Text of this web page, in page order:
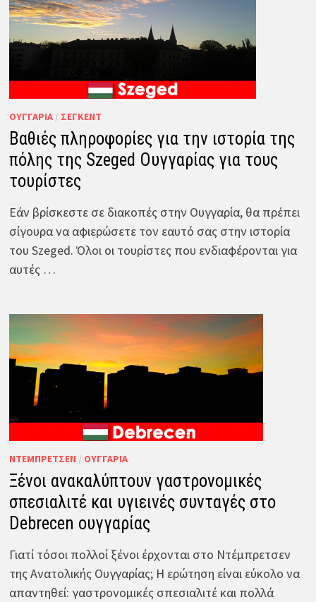
ΟΥΓΓΑΡΊΑ/ ΣΈΓΚΕΝΤ
Βαθιές πληροφορίες για την ιστορία της
πόλης της Szeged Ουγγαρίας για τους
τουρίστες
Εάν βρίσκεστε σε διακοπές στην Ουγγαρία, θα πρέπει
σίγουρα να αφιερώσετε τον εαυτό σας στην ιστορία
του Szeged. Όλοι οι τουρίστες που ενδιαφέρονται για
αυτές …
ΝΤΈΜΠΡΕΤΣΕΝ / ΟΥΓΓΑΡΊΑ
Ξένοι ανακαλύπτουν γαστρονομικές
σπεσιαλιτέ και υγιεινές συνταγές στο
Debrecen ουγγαρίας
Γιατί τόσοι πολλοί ξένοι έρχονται στο Ντέμπρετσεν
της Ανατολικής Ουγγαρίας; Η ερώτηση είναι εύκολο να
απαντηθεί: γαστρονομικές σπεσιαλιτέ και πολλά